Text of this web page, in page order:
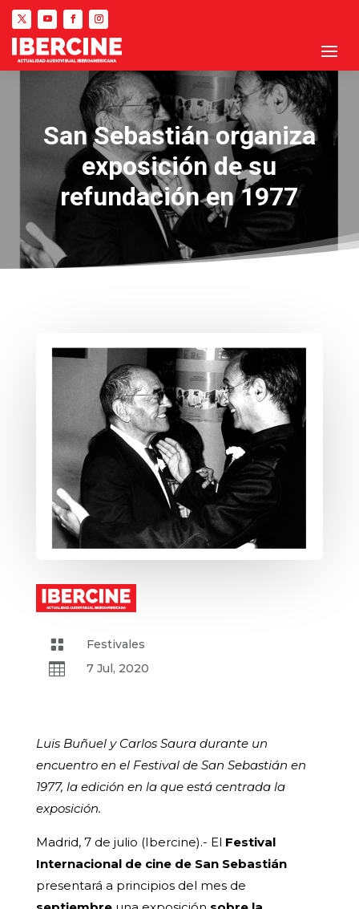
San Sebastián organiza
exposición de su
refundación en 1977
 Festivales
 7 Jul, 2020
Luis Buñuel y Carlos Saura durante un
encuentro en el Festival de San Sebastián en
1977, la edición en la que está centrada la
exposición.
Madrid, 7 de julio (Ibercine).- El Festival
Internacional de cine de San Sebastián
presentará a principios del mes de